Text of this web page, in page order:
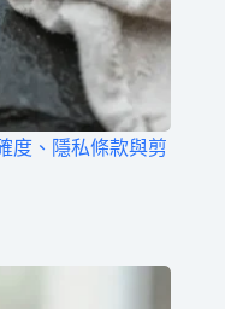
度、隱私條款與剪